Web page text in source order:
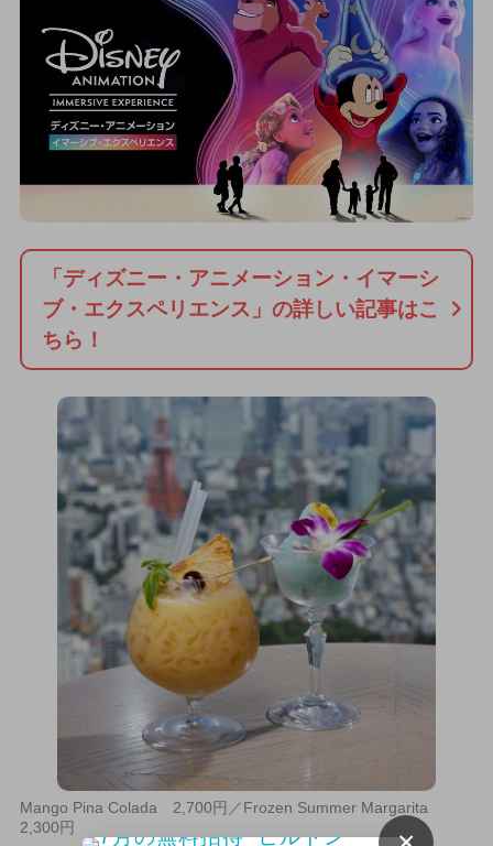
「ディズニー・アニメーション・イマーシ
ブ・エクスペリエンス」の詳しい記事はこ
ちら！
Mango Pina Colada 2,700円／Frozen Summer Margarita
2,300円